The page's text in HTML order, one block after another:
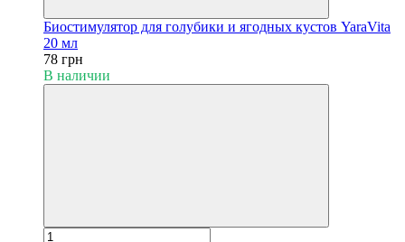
Биостимулятор для голубики и ягодных кустов YaraVita
20 мл
78 грн
В наличии